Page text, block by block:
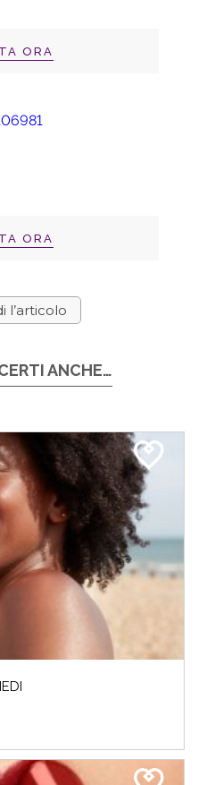
ORA
ORA
l’articolo
ANCHE…